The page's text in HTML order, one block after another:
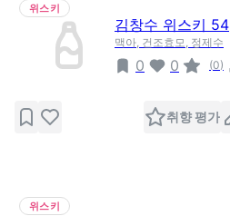
위스키
김창수 위스키 54
맥아, 건조효모, 정제수
0 0 (0)
취향 평가
위스키